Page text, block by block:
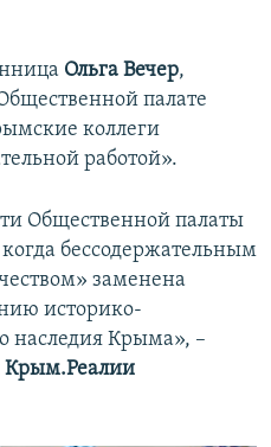
Ольга Вечер,
палате
коллеги
работой».
Общественной палаты
бессодержательным
заменена
историко-
наследия Крыма», –
Крым.Реалии